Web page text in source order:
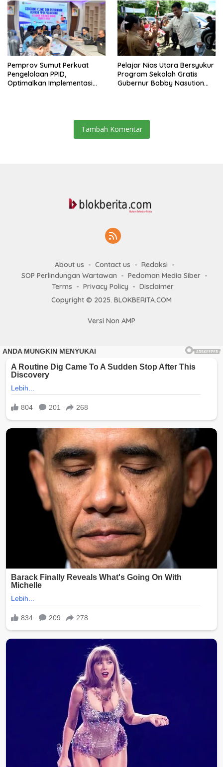
Pemprov Sumut Perkuat
Pengelolaan PPID,
Optimalkan Implementasi
Pelajar Nias Utara Bersyukur
Program Sekolah Gratis
Gubernur Bobby Nasution
Tambah Komentar
About us Contact us
Redaksi
SOP Perlindungan Wartawan
Pedoman Media Siber
Terms
Privacy Policy
Disclaimer
Copyright © 2025. BLOKBERITA.COM
Versi Non AMP